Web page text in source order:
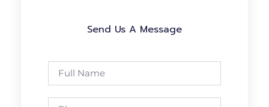
Send Us A Message